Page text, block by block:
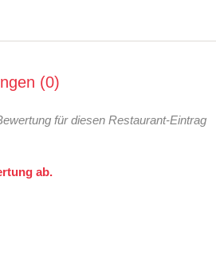
0
für diesen Restaurant-Eintrag
ab.